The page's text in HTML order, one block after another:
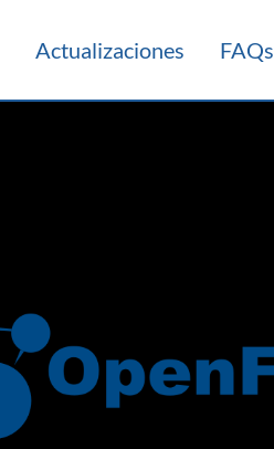
Actualizaciones FAQs